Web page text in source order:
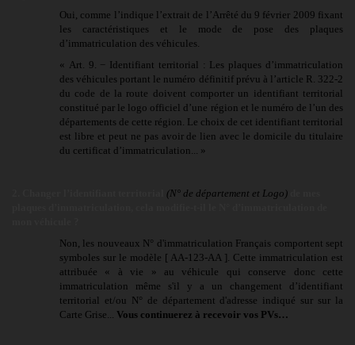
Oui, comme l’indique l’extrait de l’Arrêté du 9 février 2009 fixant
les caractéristiques et le mode de pose des plaques
d’immatriculation des véhicules.
« Art. 9. − Identifiant territorial : Les plaques d’immatriculation
des véhicules portant le numéro définitif prévu à l’article R. 322-2
du code de la route doivent comporter un identifiant territorial
constitué par le logo officiel d’une région et le numéro de l’un des
départements de cette région. Le choix de cet identifiant territorial
est libre et peut ne pas avoir de lien avec le domicile du titulaire
du certificat d’immatriculation... »
(N° de département et Logo)
Non, les nouveaux N° d'immatriculation Français comportent sept
symboles sur le modèle [ AA-123-AA ]. Cette immatriculation est
attribuée « à vie » au véhicule qui conserve donc cette
immatriculation même s'il y a un changement d’identifiant
territorial et/ou N° de département d'adresse indiqué sur sur la
Carte Grise... Vous continuerez à recevoir vos PVs…